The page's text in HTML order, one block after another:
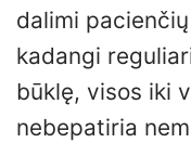
dalimi
kadangi
būklę, visos iki
nebepatiria